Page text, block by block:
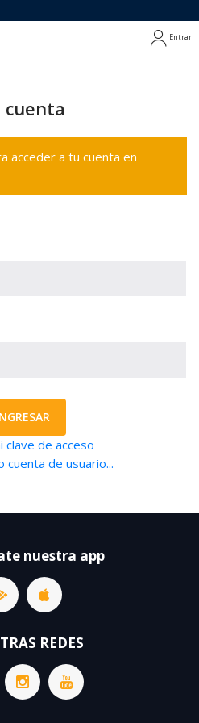
Entrar
cuenta
acceder a tu cuenta en
clave de acceso
cuenta de usuario...
nuestra app
REDES